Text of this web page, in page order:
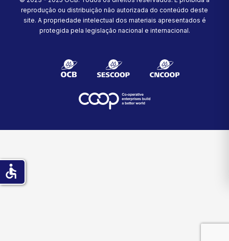
reprodução ou distribuição não autorizada do conteúdo deste
site. A propriedade intelectual dos materiais apresentados é
protegida pela legislação nacional e internacional.
accessible